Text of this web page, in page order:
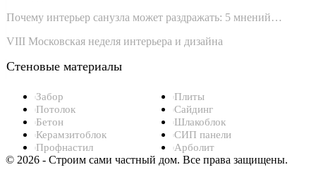
Почему интерьер санузла может раздражать: 5 мнений…
VIII Московская неделя интерьера и дизайна
Стеновые материалы
Забор
Плиты
Потолок
Сайдинг
Бетон
Шлакоблок
Керамзитоблок
СИП панели
Профнастил
Арболит
© 2026 - Строим сами частный дом. Все права защищены.